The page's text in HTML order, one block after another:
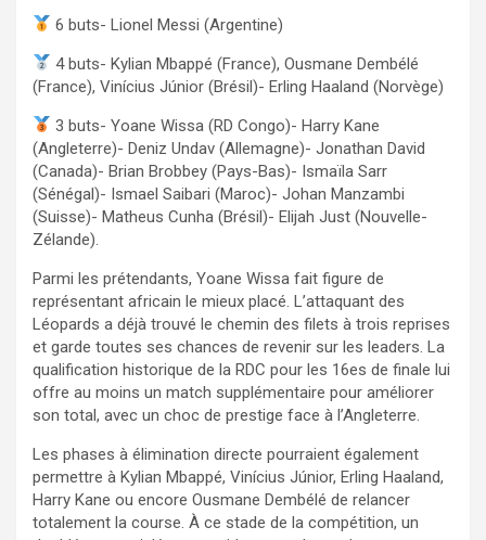
6 buts- Lionel Messi (Argentine)
4 buts- Kylian Mbappé (France), Ousmane Dembélé
(France), Vinícius Júnior (Brésil)- Erling Haaland (Norvège)
3 buts- Yoane Wissa (RD Congo)- Harry Kane
(Angleterre)- Deniz Undav (Allemagne)- Jonathan David
(Canada)- Brian Brobbey (Pays-Bas)- Ismaïla Sarr
(Sénégal)- Ismael Saibari (Maroc)- Johan Manzambi
(Suisse)- Matheus Cunha (Brésil)- Elijah Just (Nouvelle-
Zélande).
Parmi les prétendants, Yoane Wissa fait figure de
représentant africain le mieux placé. L’attaquant des
Léopards a déjà trouvé le chemin des filets à trois reprises
et garde toutes ses chances de revenir sur les leaders. La
qualification historique de la RDC pour les 16es de finale lui
offre au moins un match supplémentaire pour améliorer
son total, avec un choc de prestige face à l’Angleterre.
Les phases à élimination directe pourraient également
permettre à Kylian Mbappé, Vinícius Júnior, Erling Haaland,
Harry Kane ou encore Ousmane Dembélé de relancer
totalement la course. À ce stade de la compétition, un